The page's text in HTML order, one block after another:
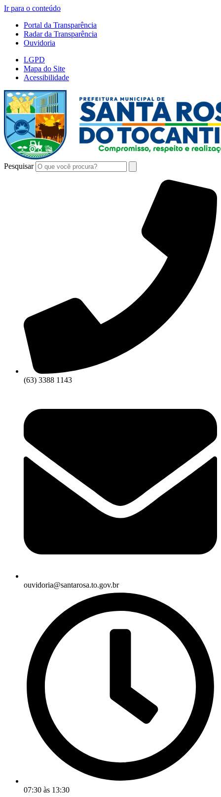
Ir para o conteúdo
Portal da Transparência
Radar da Transparência
Ouvidoria
LGPD
Mapa do Site
Acessibilidade
Pesquisar
(63) 3388 1143
ouvidoria@santarosa.to.gov.br
07:30 às 13:30